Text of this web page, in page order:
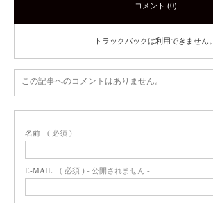
コメント (0)
トラックバックは利用できません。
この記事へのコメントはありません。
名前 ( 必須 )
E-MAIL ( 必須 ) - 公開されません -